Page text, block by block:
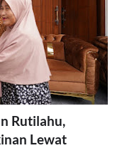
Rutilahu,
Lewat